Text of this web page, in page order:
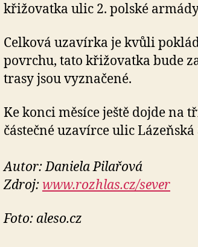
křižovatka ulic 2. polské
Celková uzavírka je kvůli
povrchu, tato křižovatka bude
trasy jsou vyznačené.
Ke konci měsíce ještě dojde na
částečné uzavírce ulic
Autor: Daniela Pilařová
Zdroj: www.rozhlas.cz/sever
Foto: aleso.cz